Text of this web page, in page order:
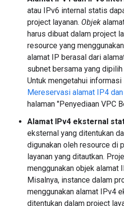
atau IPv6 internal statis
project layanan. Objek
harus dibuat dalam project
resource yang
alamat IP berasal dari
subnet bersama yang
Untuk mengetahui
Mereservasi alamat IP4
halaman "Penyediaan VPC
Alamat IPv4 eksternal
eksternal yang ditentukan
digunakan oleh resource di
layanan yang ditautkan.
menggunakan objek alamat
Misalnya, instance dalam
menggunakan alamat IPv4
ditentukan dalam project